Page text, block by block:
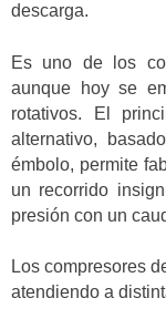
descarga.
Es uno de los
aunque hoy se
rotativos. El
alternativo,
émbolo, permite
un recorrido
presión con un
Los compresores
atendiendo a